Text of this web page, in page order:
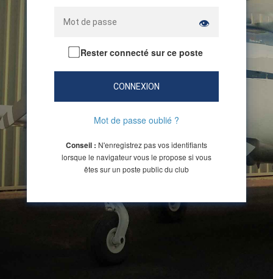
👁
Rester connecté sur ce poste
CONNEXION
Mot de passe oublié ?
Conseil : N'enregistrez pas vos identifiants
lorsque le navigateur vous le propose si vous
êtes sur un poste public du club